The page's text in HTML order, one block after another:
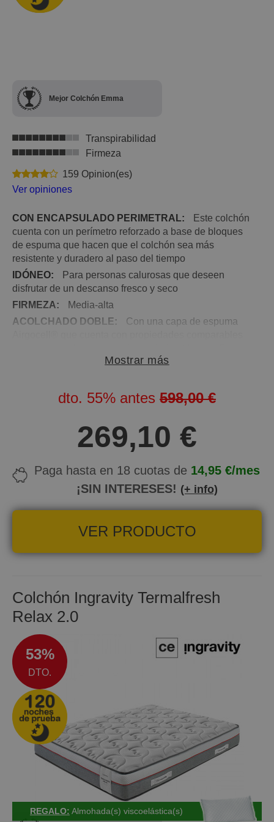
Mejor Colchón Emma
Transpirabilidad
Firmeza
159 Opinion(es)
Ver opiniones
CON ENCAPSULADO PERIMETRAL:
Este colchón
cuenta con un perímetro reforzado a base de bloques
de espuma que hacen que el colchón sea más
resistente y duradero al paso del tiempo
IDÓNEO:
Para personas calurosas que deseen
disfrutar de un descanso fresco y seco
FIRMEZA:
Media-alta
ACOLCHADO DOBLE:
Con una capa de espuma
que distribuye la presión de manera homogénea
altura de 12,5 cm que dotan al colchón de una
fantástica capacidad de transpiración
cremallera que posibilita su lavado siguiendo las
indicaciones del fabricante
ENROLLADO:
Para una mayor agilidad en la
entrega, se envía envasado al vacío
APTO PARA CAMAS ARTICULADAS: Con una
inclinación de hasta 45º
INDEPENDENCIA DE LECHOS:
Las capas de
espuma innovadoras aíslan el movimiento y ayudan a
mantener la columna en una posición adecuada
Mostrar más
dto. 55% antes 598,00 €
269,10 €
Paga hasta en 18 cuotas de 14,95 €/mes
¡SIN INTERESES! (+ info)
VER PRODUCTO
Colchón Ingravity Termalfresh
Relax 2.0
53%
DTO.
REGALO: Almohada(s) viscoelástica(s)